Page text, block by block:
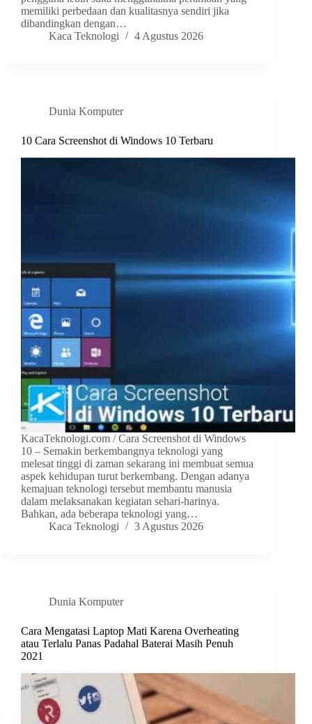
memiliki perbedaan dan kualitasnya sendiri jika
dibandingkan dengan…
Kaca Teknologi
4 Agustus 2026
Dunia Komputer
10 Cara Screenshot di Windows 10 Terbaru
KacaTeknologi.com / Cara Screenshot di Windows
10 – Semakin berkembangnya teknologi yang
melesat tinggi di zaman sekarang ini membuat semua
aspek kehidupan turut berkembang. Dengan adanya
kemajuan teknologi tersebut membantu manusia
dalam melaksanakan kegiatan sehari-harinya.
Bahkan, ada beberapa teknologi yang…
Kaca Teknologi
3 Agustus 2026
Dunia Komputer
Cara Mengatasi Laptop Mati Karena Overheating
atau Terlalu Panas Padahal Baterai Masih Penuh
2021